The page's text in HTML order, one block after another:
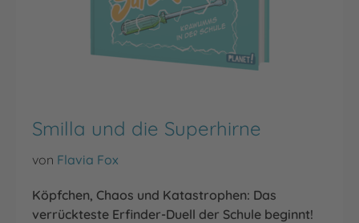
Smilla und die Superhirne
von Flavia Fox
Köpfchen, Chaos und Katastrophen: Das
verrückteste Erfinder-Duell der Schule beginnt!